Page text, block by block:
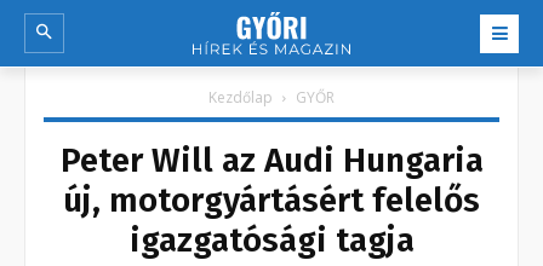
Kezdőlap GYŐR
Peter Will az Audi Hungaria
új, motorgyártásért felelős
igazgatósági tagja